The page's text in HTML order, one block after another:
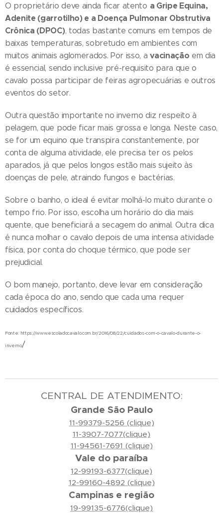
O proprietário deve ainda ficar atento a Gripe Equina,
Adenite (garrotilho) e a Doença Pulmonar Obstrutiva
Crônica (DPOC), todas bastante comuns em tempos de
baixas temperaturas, sobretudo em ambientes com
muitos animais aglomerados. Por isso, avacinação em dia
é essencial, sendo inclusive pré-requisito para que o
cavalo possa participar de feiras agropecuárias e outros
eventos do setor.
Outra questão importante no inverno diz respeito à
pelagem, que pode ficar mais grossa e longa. Neste caso,
se for um equino que transpira constantemente, por
conta de alguma atividade, ele precisa ter os pelos
aparados, já que pelos longos estão mais sujeito às
doenças de pele, atraindo fungos e bactérias.
Sobre o banho, o ideal é evitar molhá-lo muito durante o
tempo frio. Por isso, escolha um horário do dia mais
quente, que beneficiará a secagem do animal. Outra dica
é nunca molhar o cavalo depois de uma intensa atividade
física, por conta do choque térmico, que pode ser
prejudicial.
O bom manejo, portanto, deve levar em consideração
cada época do ano, sendo que cada uma requer
cuidados específicos.
Fonte: https://www.escoladocavalo.com.br/2016/08/22/cuidados-com-o-cavalo-durante-o-
inverno/
CENTRAL DE ATENDIMENTO:
Grande São Paulo
11-99379-5256 (clique)
11-3907-7077(clique)
11-94561-7691 (clique)
Vale do paraíba
12-99193-6377(clique)
12-99160-4892 (clique)
Campinas e região
19-99135-6776(clique)